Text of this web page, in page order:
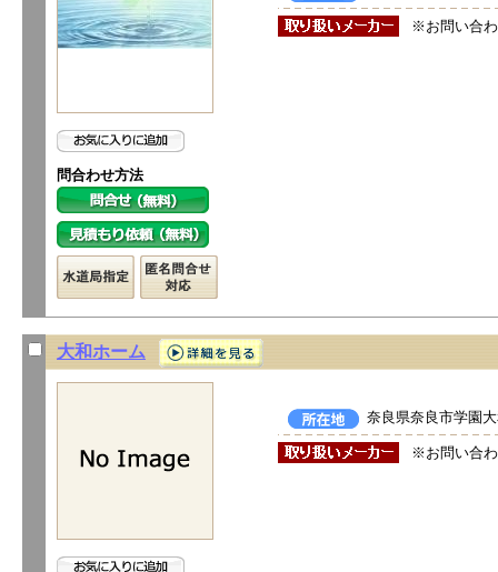
問合わせ方法
※お問い合
大和ホーム
奈良県奈良市学園
※お問い合